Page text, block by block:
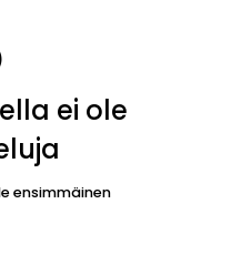
ei ole
ensimmäinen